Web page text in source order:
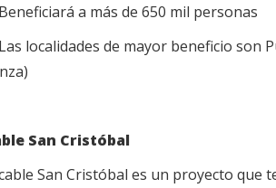
a más de 650 mil personas
localidades de mayor beneficio son
San Cristóbal
San Cristóbal es un proyecto que